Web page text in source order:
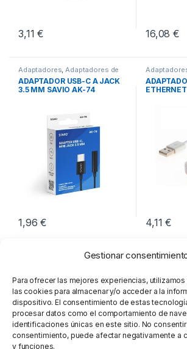
Gestionar
Para ofrecer las mejores experiencias,
las cookies para almacenar y/o acceder a la
dispositivo. El consentimiento de estas
procesar datos como el comportamiento de
identificaciones únicas en este sitio. No consentir
consentimiento, puede afectar negativamente a
y funciones.
3,11€ 16,08€
Adaptadores,Adaptadores de
Audio,Conectividad
ADAPTADOR USB-C A JACK
3.5 MM SAVIO AK-74
1,96€
Red,
4,11€